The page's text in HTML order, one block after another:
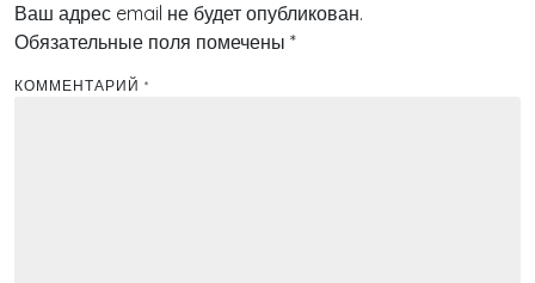
Ваш адрес email не будет опубликован.
Обязательные поля помечены *
КОММЕНТАРИЙ *